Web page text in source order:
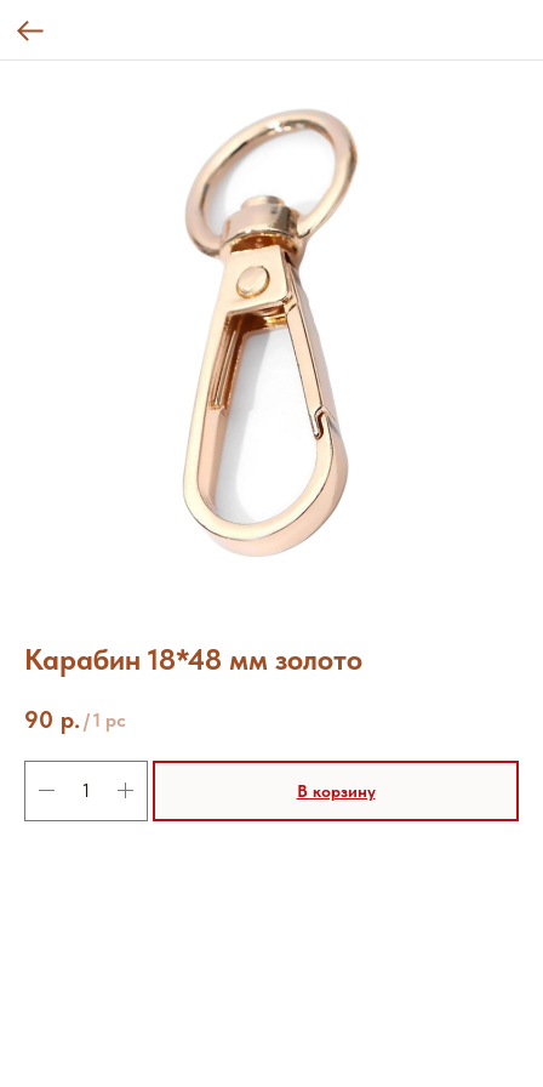
Карабин 18*48 мм золото
90 р. /1 pc
В корзину